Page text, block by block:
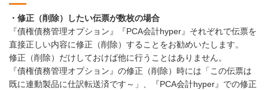
・修正（削除）したい伝票が数枚の場合
『債権債務管理オプション』『PCA会計hyper』それぞれで伝票を
直接正しい内容に修正（削除）することをお勧めいたします。
修正（削除）だけしておけば他に行うことはありません。
『債権債務管理オプション』の修正（削除）時には「この伝票は
既に連動製品に仕訳転送済です～」、『PCA会計hyper』での修正